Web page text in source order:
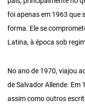
foi apenas em 1963 que
forma. Ele se
Latina, à época sob
No ano de 1970, viajou
de Salvador Allende. Em
assim como outros